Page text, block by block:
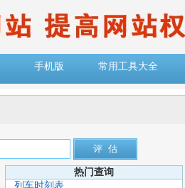
手机版 常用工具大全
热门查询
列车时刻表